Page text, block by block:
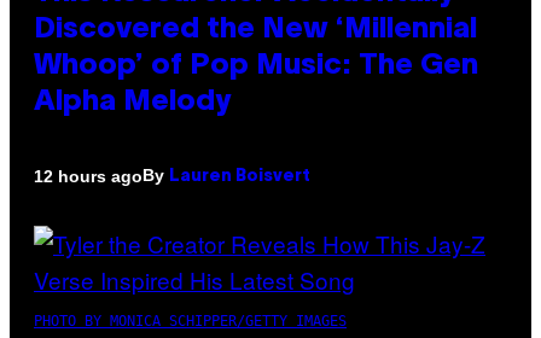
Discovered the New ‘Millennial
Whoop’ of Pop Music: The Gen
Alpha Melody
12 hours agoBy Lauren Boisvert
PHOTO BY MONICA SCHIPPER/GETTY IMAGES